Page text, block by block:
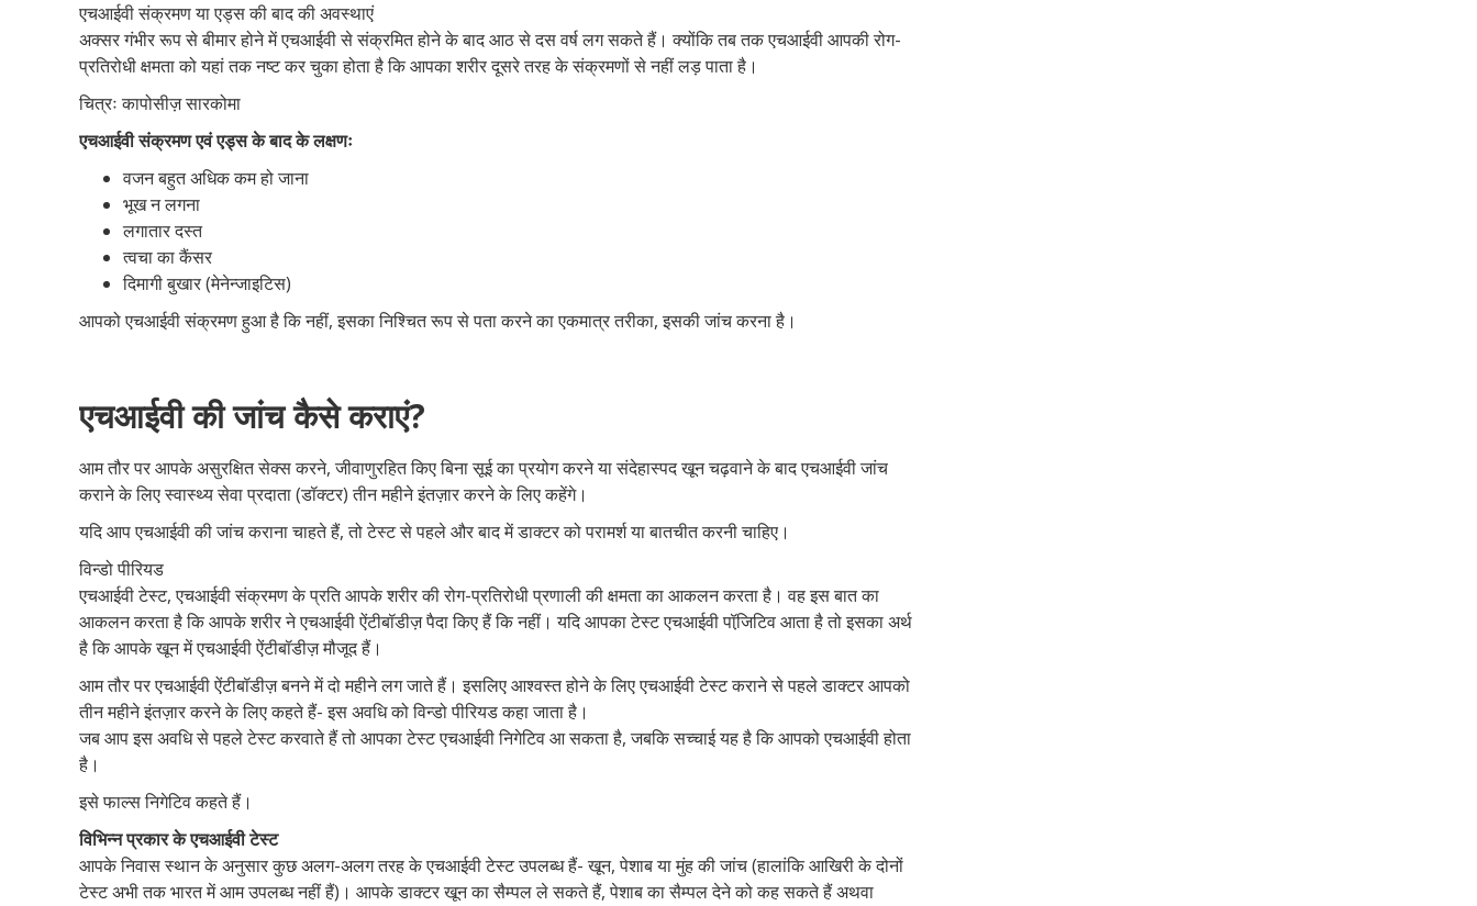
एचआईवी संक्रमण या एड्स की बाद की अवस्थाएं
अक्सर गंभीर रूप से बीमार होने में एचआईवी से संक्रमित होने के बाद आठ से दस वर्ष लग सकते हैं। क्योंकि तब तक एचआईवी आपकी रोग-
प्रतिरोधी क्षमता को यहां तक नष्ट कर चुका होता है कि आपका शरीर दूसरे तरह के संक्रमणों से नहीं लड़ पाता है।
चित्रः कापोसीज़ सारकोमा
एचआईवी संक्रमण एवं एड्स के बाद के लक्षणः
वजन बहुत अधिक कम हो जाना
भूख न लगना
लगातार दस्त
त्वचा का कैंसर
दिमागी बुखार (मेनेन्जाइटिस)
आपको एचआईवी संक्रमण हुआ है कि नहीं, इसका निश्चित रूप से पता करने का एकमात्र तरीका, इसकी जांच करना है।
एचआईवी की जांच कैसे कराएं?
आम तौर पर आपके असुरक्षित सेक्स करने, जीवाणुरहित किए बिना सूई का प्रयोग करने या संदेहास्पद खून चढ़वाने के बाद एचआईवी जांच
कराने के लिए स्वास्थ्य सेवा प्रदाता (डॉक्टर) तीन महीने इंतज़ार करने के लिए कहेंगे।
यदि आप एचआईवी की जांच कराना चाहते हैं, तो टेस्ट से पहले और बाद में डाक्टर को परामर्श या बातचीत करनी चाहिए।
विन्डो पीरियड
एचआईवी टेस्ट, एचआईवी संक्रमण के प्रति आपके शरीर की रोग-प्रतिरोधी प्रणाली की क्षमता का आकलन करता है। वह इस बात का
आकलन करता है कि आपके शरीर ने एचआईवी ऐंटीबॉडीज़ पैदा किए हैं कि नहीं। यदि आपका टेस्ट एचआईवी पॉजि़टिव आता है तो इसका अर्थ
है कि आपके खून में एचआईवी ऐंटीबॉडीज़ मौजूद हैं।
आम तौर पर एचआईवी ऐंटीबॉडीज़ बनने में दो महीने लग जाते हैं। इसलिए आश्वस्त होने के लिए एचआईवी टेस्ट कराने से पहले डाक्टर आपको
तीन महीने इंतज़ार करने के लिए कहते हैं- इस अवधि को विन्डो पीरियड कहा जाता है।
जब आप इस अवधि से पहले टेस्ट करवाते हैं तो आपका टेस्ट एचआईवी निगेटिव आ सकता है, जबकि सच्चाई यह है कि आपको एचआईवी होता
है।
इसे फाल्स निगेटिव कहते हैं।
विभिन्न प्रकार के एचआईवी टेस्ट
आपके निवास स्थान के अनुसार कुछ अलग-अलग तरह के एचआईवी टेस्ट उपलब्ध हैं- खून, पेशाब या मुंह की जांच (हालांकि आखिरी के दोनों
टेस्ट अभी तक भारत में आम उपलब्ध नहीं हैं)। आपके डाक्टर खून का सैम्पल ले सकते हैं, पेशाब का सैम्पल देने को कह सकते हैं अथवा